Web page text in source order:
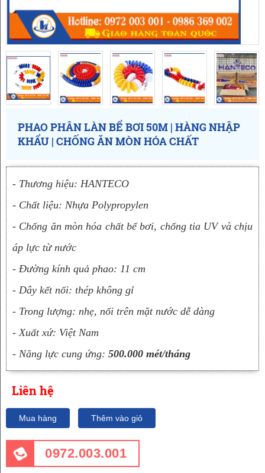
PHAO PHÂN LÀN BỂ BƠI 50M | HÀNG NHẬP
KHẨU | CHỐNG ĂN MÒN HÓA CHẤT
- Thương hiệu: HANTECO
- Chất liệu: Nhựa Polypropylen
- Chống ăn mòn hóa chất bể bơi, chống tia UV và chịu
áp lực từ nước
- Đường kính quả phao: 11 cm
- Dây kết nối: thép không gỉ
- Trong lượng: nhẹ, nổi trên mặt nước dễ dàng
- Xuất xứ: Việt Nam
- Năng lực cung ứng: 500.000 mét/tháng
Liên hệ
Mua hàng Thêm vào giỏ
0972.003.001